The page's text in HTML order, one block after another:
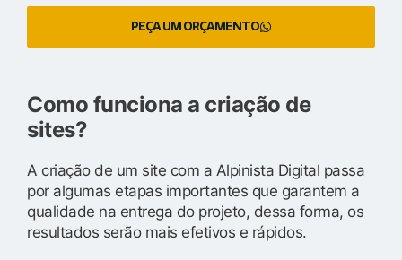
PEÇA UM ORÇAMENTO
Como funciona a criação de
sites?
A criação de um site com a Alpinista Digital passa
por algumas etapas importantes que garantem a
qualidade na entrega do projeto, dessa forma, os
resultados serão mais efetivos e rápidos.